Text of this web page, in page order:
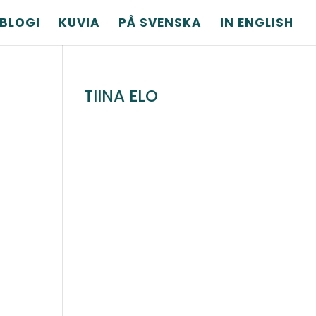
BLOGI KUVIA PÅ SVENSKA IN ENGLISH
TIINA ELO